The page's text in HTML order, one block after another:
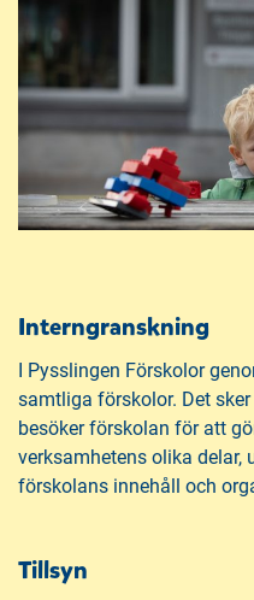
Interngranskning
I Pysslingen Förskolor
samtliga förskolor. Det
besöker förskolan för att
verksamhetens olika
förskolans innehåll och
Tillsyn